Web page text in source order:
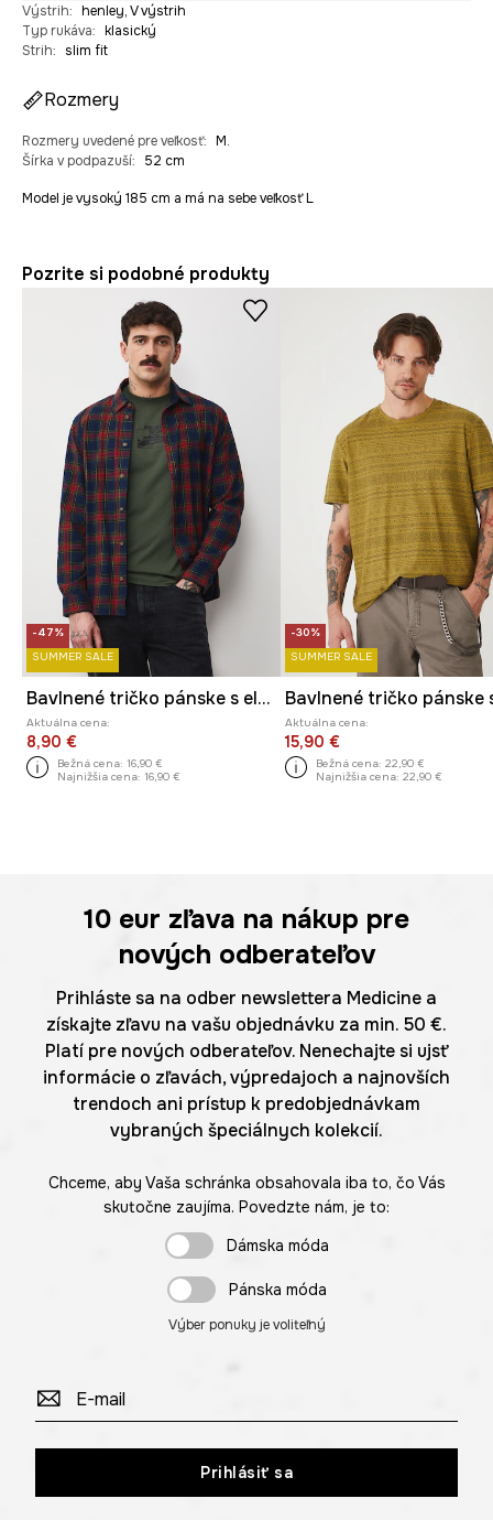
Výstrih: henley, V výstrih
Typ rukáva: klasický
Strih: slim fit
Rozmery
Rozmery uvedené pre veľkosť: M.
Šírka v podpazuší: 52 cm
Model je vysoký 185 cm a má na sebe veľkosť L
Pozrite si podobné produkty
-47%
SUMMER SALE
Bavlnené tričko pánske s elastanom a potlačou
Aktuálna cena:
8,90 €
Bežná cena: 16,90 €
Najnižšia cena: 16,90 €
-30%
SUMMER SALE
Aktuálna cena:
15,90 €
Bežná cena: 22,90 €
Najnižšia cena: 22,90 €
10 eur zľava na nákup pre
nových odberateľov
Prihláste sa na odber newslettera Medicine a
získajte zľavu na vašu objednávku za min. 50 €.
Platí pre nových odberateľov. Nenechajte si ujsť
informácie o zľavách, výpredajoch a najnovších
trendoch ani prístup k predobjednávkam
vybraných špeciálnych kolekcií.
Chceme, aby Vaša schránka obsahovala iba to, čo Vás
skutočne zaujíma. Povedzte nám, je to:
Dámska móda
Pánska móda
Výber ponuky je voliteľný
Prihlásiť sa